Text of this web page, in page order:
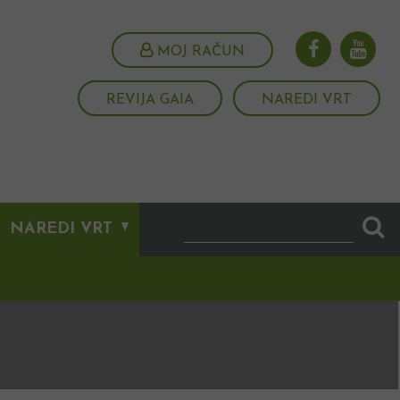
MOJ RAČUN
REVIJA GAIA NAREDI VRT
NAREDI VRT